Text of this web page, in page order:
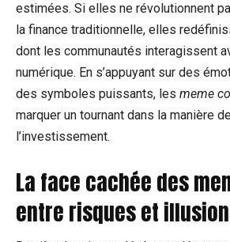
estimées. Si elles ne révolutionnent
la finance traditionnelle, elles
dont les communautés interagissent
numérique. En s’appuyant sur des
des symboles puissants, les meme
marquer un tournant dans la manière
l’investissement.
La face cachée des
entre risques et